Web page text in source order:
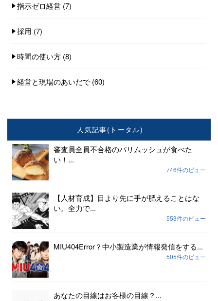
指示ゼロ経営 (7)
採用 (7)
時間の使い方 (8)
経営と現場のあいだで (60)
人気記事(トータル)
審査員全員不合格のパリムッシュが食べた
い！...
746件のビュー
【人材育成】目より先に手が肥えることはな
い。全力で...
553件のビュー
MIU404Error？中小製造業が情報発信をする...
505件のビュー
あなたの目線はお客様の目線？...